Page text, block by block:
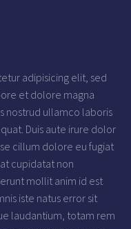
adipisicing elit, sed
et dolore magna
nostrud ullamco laboris
Duis aute irure dolor
cillum dolore eu fugiat
cupidatat non
mollit anim id est
iste natus error sit
laudantium, totam rem